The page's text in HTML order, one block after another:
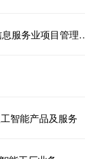
远光软件2019年上半年净利8031万
智能产品及服务